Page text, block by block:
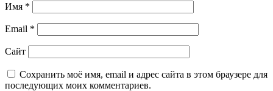
Имя *
Email *
Сайт
Сохранить моё имя, email и адрес сайта в этом браузере для
последующих моих комментариев.